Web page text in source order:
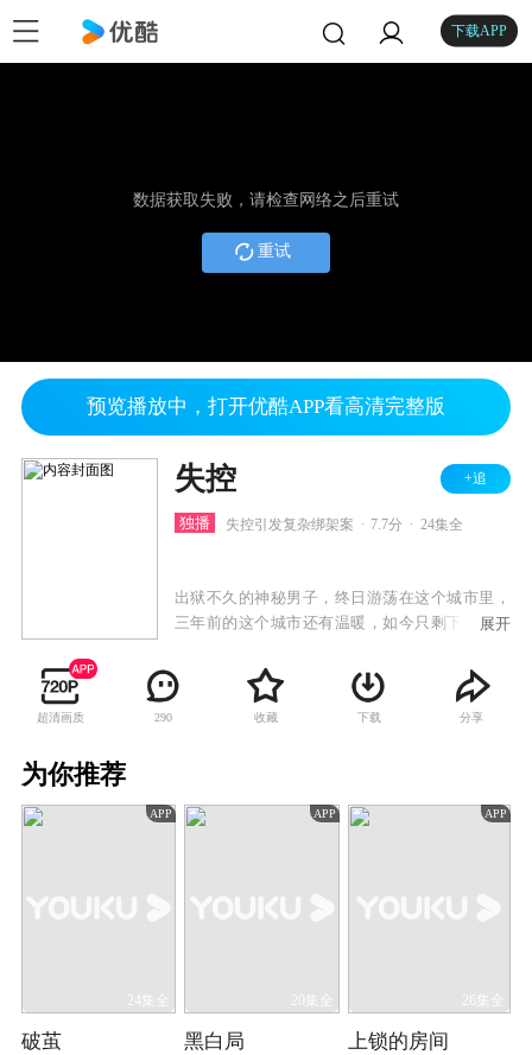
下载APP
数据获取失败，请检查网络之后重试
重试
预览播放中，打开优酷APP看高清完整版
失控 +追
独播 失控引发复杂绑架案 7.7分 24集全
出狱不久的神秘男子，终日游荡在这个城市里，
三年前的这个城市还有温暖，如今只剩下了恨，
然后杀掉那个毁灭他生活的人。血液病医生林萧
峰，保险推销员纪凡，两人人生轨迹本无交集，
但因为同样的问题生生的撞在了一起，他们都需
母亲。自诩是金融精英的六哥，其实只是一个靠
展开
超清画质 290 收藏 下载 分享
为你推荐
APP
24集全
破茧
APP
20集全
黑白局
APP
26集全
上锁的房间